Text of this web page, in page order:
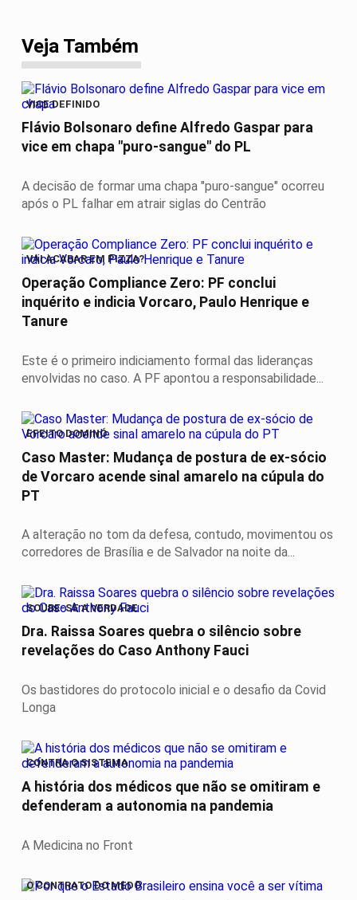
Veja Também
VICE DEFINIDO
Flávio Bolsonaro define Alfredo Gaspar para
vice em chapa "puro-sangue" do PL
A decisão de formar uma chapa "puro-sangue" ocorreu
após o PL falhar em atrair siglas do Centrão
VAI ACABAR EM PIZZA?
Operação Compliance Zero: PF conclui
inquérito e indicia Vorcaro, Paulo Henrique e
Tanure
Este é o primeiro indiciamento formal das lideranças
envolvidas no caso. A PF apontou a responsabilidade...
EFEITO DOMINÓ
Caso Master: Mudança de postura de ex-sócio
de Vorcaro acende sinal amarelo na cúpula do
PT
A alteração no tom da defesa, contudo, movimentou os
corredores de Brasília e de Salvador na noite da...
SOUBE-SE A VERDADE
Dra. Raissa Soares quebra o silêncio sobre
revelações do Caso Anthony Fauci
Os bastidores do protocolo inicial e o desafio da Covid
Longa
CONTRA O SISTEMA
A história dos médicos que não se omitiram e
defenderam a autonomia na pandemia
A Medicina no Front
O CONTRATO DO MEDO